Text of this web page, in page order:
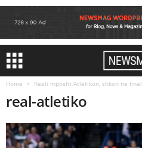
Home Reali mposht Atletikon, shkon ne
real-atletiko